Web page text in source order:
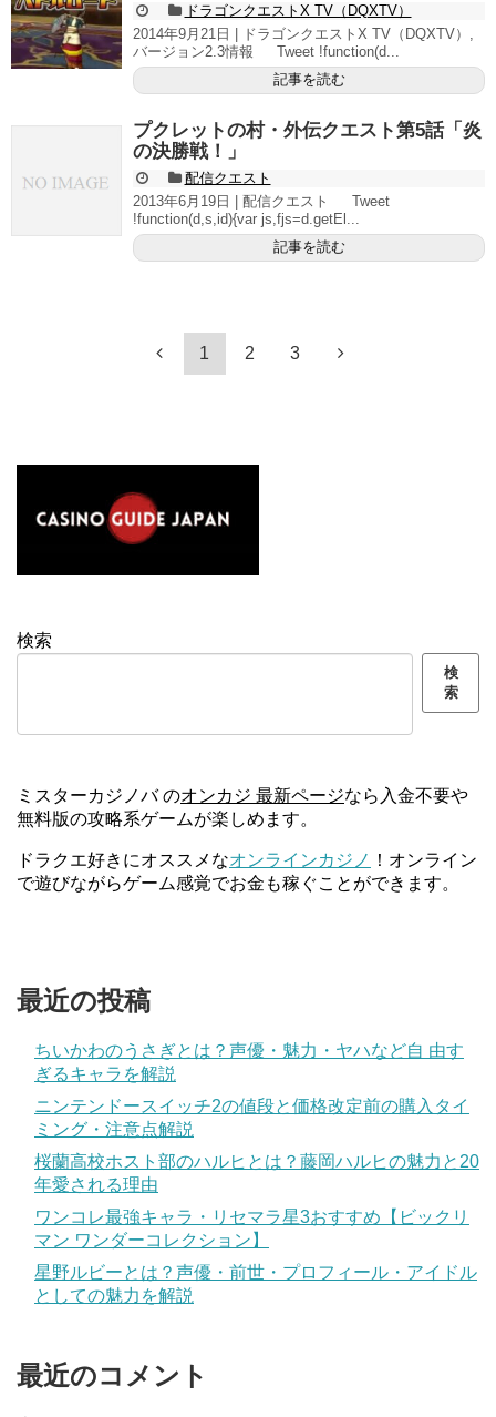
ドラゴンクエストX TV（DQXTV）
2014年9月21日 | ドラゴンクエストX TV（DQXTV）,
バージョン2.3情報 Tweet !function(d...
記事を読む
プクレットの村・外伝クエスト第5話「炎
の決勝戦！」
配信クエスト
2013年6月19日 | 配信クエスト Tweet
!function(d,s,id){var js,fjs=d.getEl...
記事を読む
1 2 3
検索
検
索
ミスターカジノバ のオンカジ 最新ページなら入金不要や
無料版の攻略系ゲームが楽しめます。
ドラクエ好きにオススメなオンラインカジノ ！オンライン
で遊びながらゲーム感覚でお金も稼ぐことができます。
最近の投稿
ちいかわのうさぎとは？声優・魅力・ヤハなど自 由す
ぎるキャラを解説
ニンテンドースイッチ2の値段と価格改定前の購入タイ
ミング・注意点解説
桜蘭高校ホスト部のハルヒとは？藤岡ハルヒの魅力と20
年愛される理由
ワンコレ最強キャラ・リセマラ星3おすすめ【ビックリ
マン ワンダーコレクション】
星野ルビーとは？声優・前世・プロフィール・アイドル
としての魅力を解説
最近のコメント